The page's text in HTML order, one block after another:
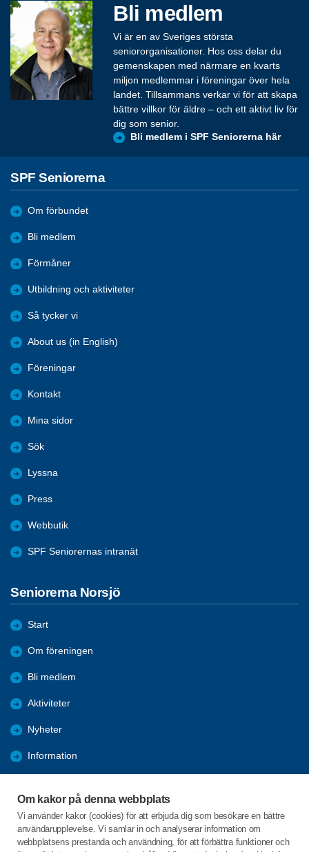
Om kakor på denna webbplats
Vi använder kakor (cookies) för att erbjuda dig som besökare en bättre
användarupplevelse. Vi samlar in och analyserar information om
webbplatsens prestanda och användning, för att förbättra funktioner och
Bli medlem
Vi är en av Sveriges största
seniororganisationer. Hos oss delar du
gemenskapen med närmare en kvarts
miljon medlemmar i föreningar över hela
landet. Tillsammans verkar vi för att skapa
bättre villkor för äldre – och ett aktivt liv för
dig som senior.
Bli medlem i SPF Seniorerna här
SPF Seniorerna
Om förbundet
Bli medlem
Förmåner
Utbildning och aktiviteter
Så tycker vi
About us (in English)
Föreningar
Kontakt
Mina sidor
Sök
Lyssna
Press
Webbutik
SPF Seniorernas intranät
Seniorerna Norsjö
Start
Om föreningen
Bli medlem
Aktiviteter
Nyheter
Information
Bilder och reportage